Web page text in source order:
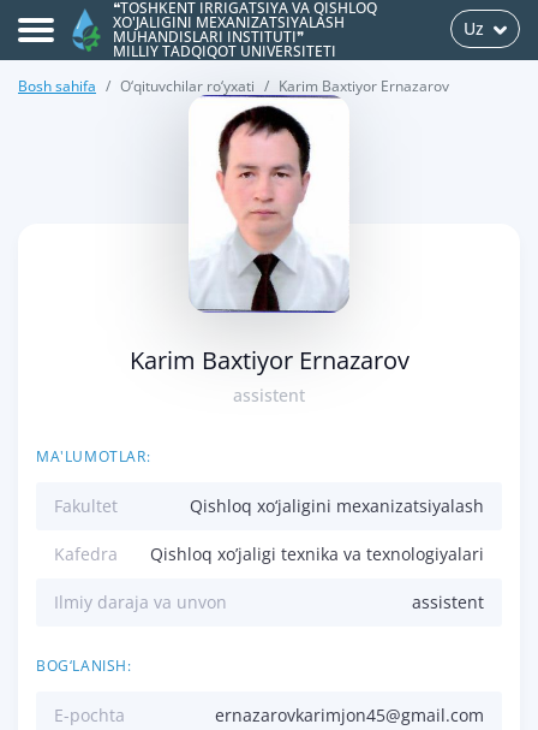
❝TOSHKENT IRRIGATSIYA VA QISHLOQ
XO'JALIGINI MEXANIZATSIYALASH
MUHANDISLARI INSTITUTI❞
MILLIY TADQIQOT UNIVERSITETI
Uz
Bosh sahifa O‘qituvchilar ro‘yxati Karim Baxtiyor Ernazarov
Karim Baxtiyor Ernazarov
assistent
MA'LUMOTLAR:
Fakultet Qishloq xo‘jaligini mexanizatsiyalash
Kafedra Qishloq xo’jaligi texnika va texnologiyalari
Ilmiy daraja va unvon assistent
BOG‘LANISH:
E-pochta ernazarovkarimjon45@gmail.com